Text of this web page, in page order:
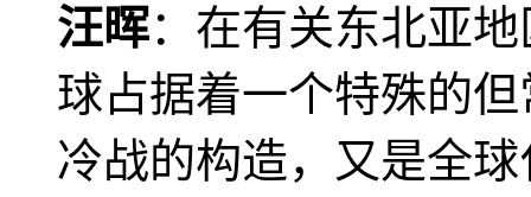
汪晖：在有关东北亚
球占据着一个特殊的
冷战的构造，又是全